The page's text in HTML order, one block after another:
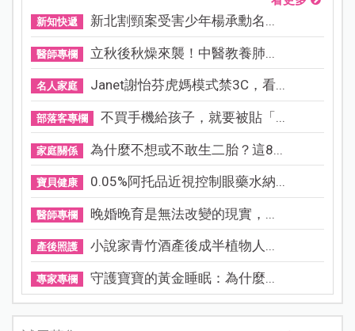
新知快遞 新北割頸案受害少年楊承勳名...
醫師專欄 立秋後秋燥來襲！中醫教養肺...
名人家庭 Janet謝怡芬虎媽模式禁3C，看...
部落客專欄 不買手機給孩子，就要被貼「...
家庭關係 為什麼不想或不敢生二胎？這8...
寶貝健康 0.05%阿托品近視控制眼藥水納...
醫師專欄 晚婚晚育是無法改變的現實，...
產後照護 小說家青竹酒產後成半植物人...
專家專欄 守護寶寶的黃金睡眠：為什麼...